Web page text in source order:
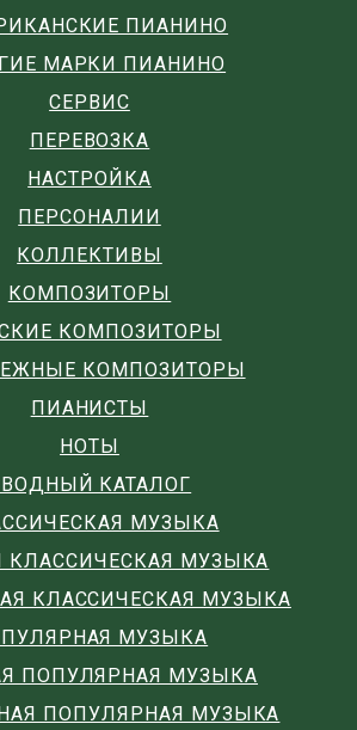
ПИАНИНО
МАРКИ ПИАНИНО
СЕРВИС
ПЕРЕВОЗКА
НАСТРОЙКА
ПЕРСОНАЛИИ
КОЛЛЕКТИВЫ
КОМПОЗИТОРЫ
КОМПОЗИТОРЫ
КОМПОЗИТОРЫ
ПИАНИСТЫ
НОТЫ
КАТАЛОГ
МУЗЫКА
КЛАССИЧЕСКАЯ МУЗЫКА
КЛАССИЧЕСКАЯ МУЗЫКА
МУЗЫКА
ПОПУЛЯРНАЯ МУЗЫКА
ПОПУЛЯРНАЯ МУЗЫКА